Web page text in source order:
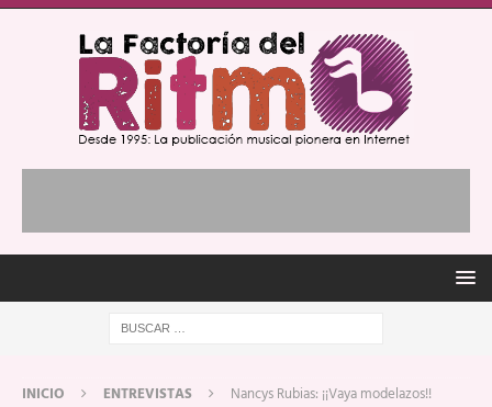
INICIO ENTREVISTAS Nancys Rubias: ¡¡Vaya modelazos!!